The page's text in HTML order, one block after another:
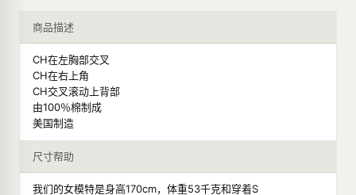
商品描述
CH在左胸部交叉
CH在右上角
CH交叉滚动上背部
由100％棉制成
美国制造
尺寸帮助
我们的女模特是身高170cm，体重53千克和穿着S